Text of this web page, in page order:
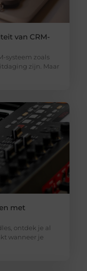
van CRM-
systeem zoals
zijn. Maar
met
ontdek je al
wanneer je